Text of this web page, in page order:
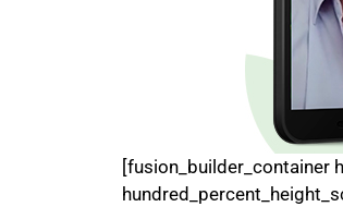
[fusion_builder_container